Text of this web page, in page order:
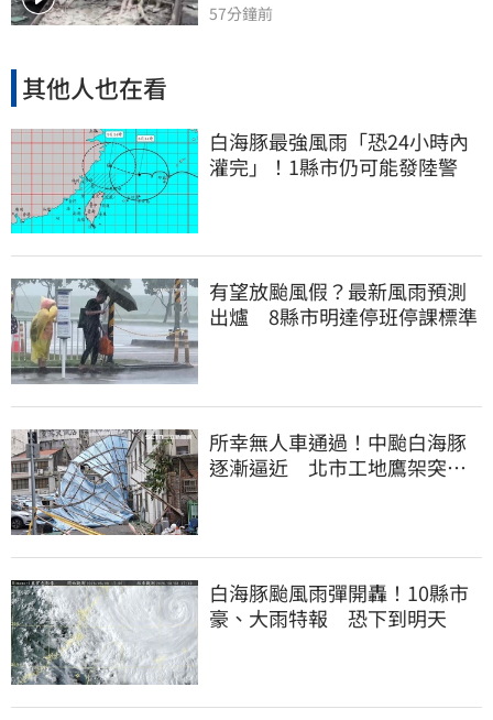
57分鐘前
其他人也在看
白海豚最強風雨「恐24小時內
灌完」！1縣市仍可能發陸警
有望放颱風假？最新風雨預測
出爐 8縣市明達停班停課標準
所幸無人車通過！中颱白海豚
逐漸逼近 北市工地鷹架突倒
白海豚颱風雨彈開轟！10縣市
豪、大雨特報 恐下到明天